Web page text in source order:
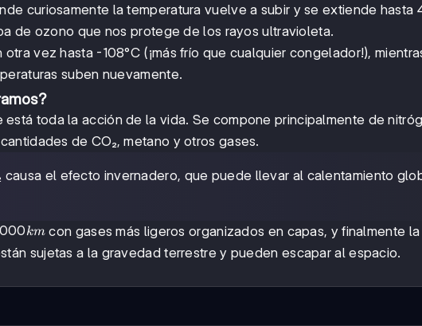
curiosamente la temperatura vuelve a subir y se extiende hasta
de ozono que nos protege de los rayos ultravioleta.
otra vez hasta -108°C (¡más frío que cualquier congelador!),
suben nuevamente.
está toda la acción de la vida. Se compone principalmente de
de CO₂, metano y otros gases.
causa el efecto invernadero, que puede llevar al calentamiento
km con gases más ligeros organizados en capas, y finalmente la
sujetas a la gravedad terrestre y pueden escapar al espacio.